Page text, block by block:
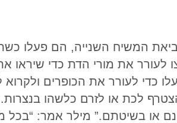
ביאת המשיח השנייה, הם פעלו
לעורר את מורי הדת כדי
כדי לעורר את הכופרים
לכת או לזרם כלשהו
או בשיטתם.” מילר אמר: “בכל